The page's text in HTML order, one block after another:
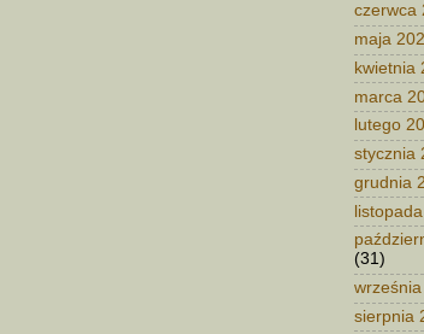
czerwca
maja
kwietnia
marca
lutego
stycznia
grudnia
(31)
sierpnia